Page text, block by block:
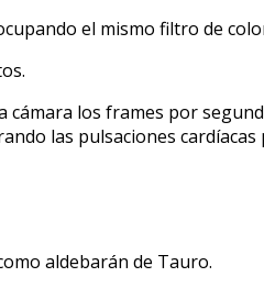
el mismo filtro de
los frames por
las pulsaciones
aldebarán de Tauro.